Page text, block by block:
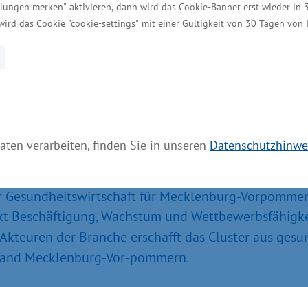
merken" aktivieren, dann wird das Cookie-Banner erst wieder in
das Cookie "cookie-settings" mit einer Gültigkeit von 30 Tagen von
verarbeiten, finden Sie in unseren
Vorpommern:
Die Gesundheits­wirtschaft ist
Euro an Bruttowertschöpfung entsteht hier.
Gesundheits­wirtschaft für Mecklenburg-
Beschäftigung, Wachs­tum und
der Branche erschafft das Cluster aus
Mecklenburg-Vor-pommern.